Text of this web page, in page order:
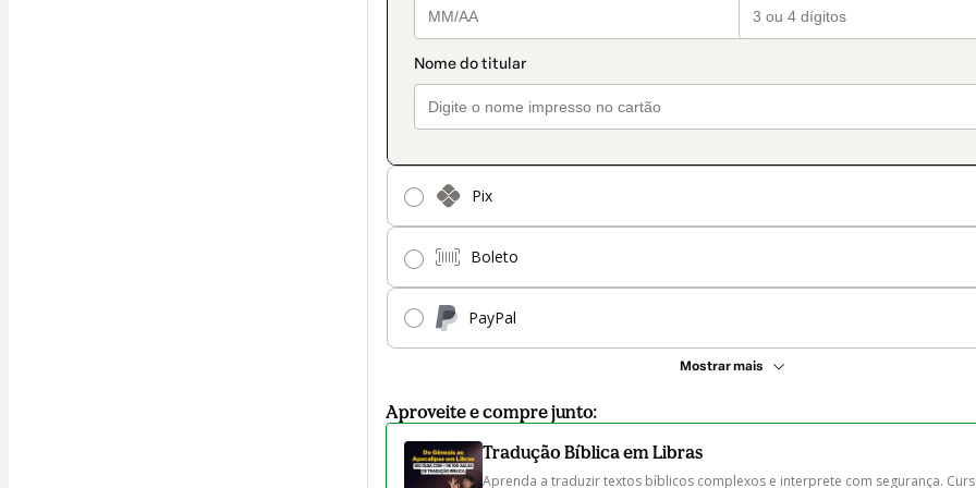
Pix
Boleto
PayPal
Mostrar mais
Aproveite e compre junto:
Tradução Bíblica em Libras
Aprenda a traduzir textos bíblicos complexos e interprete com segurança.